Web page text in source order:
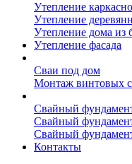
Утепление
Утепление
Утепление дома из
Утепление фасада
Сваи под дом
Монтаж винтовых
Свайный
Свайный
Свайный
Контакты